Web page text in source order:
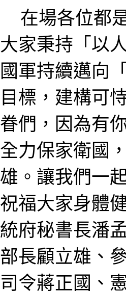
在場各位都
大家秉持「以
國軍持續邁向
目標，建構可
眷們，因為有
全力保家衛國
雄。讓我們一
祝福大家身體
統府秘書長潘
部長顧立雄、
司令蔣正國、